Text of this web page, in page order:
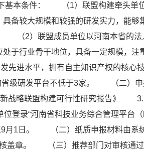
本条件：
（1）联盟构建牵头
备较大规模和较强的研发实力，能
（2）联盟成员单位以河南本省的
于行业骨干地位，具备一定规模，
先进水平，拥有自主知识产权的核心
级研发平台不低于3家。
（二）
战略联盟构建可行性研究报告》
位登录“河南省科技业务综合管理平台
月1日。
（二）纸质申报材料由
盖章。
（三）推荐部门对审核通